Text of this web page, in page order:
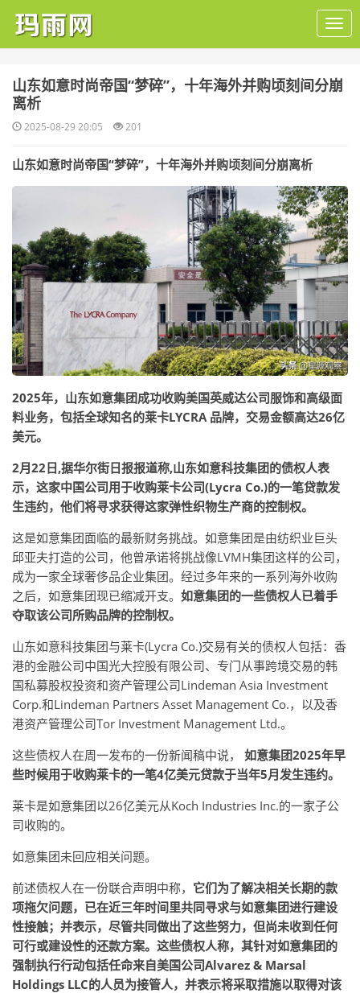
​山东如意时尚帝国“梦碎”，十年海外并购顷刻间分崩
离析
2025-08-29 20:05 201
山东如意时尚帝国“梦碎”，十年海外并购顷刻间分崩离析
2025年，山东如意集团成功收购美国英威达公司服饰和高级面
料业务，包括全球知名的莱卡LYCRA 品牌，交易金额高达26亿
美元。
2月22日,据华尔街日报报道称,山东如意科技集团的债权人表
示，这家中国公司用于收购莱卡公司(Lycra Co.)的一笔贷款发
生违约，他们将寻求获得这家弹性织物生产商的控制权。
这是如意集团面临的最新财务挑战。如意集团是由纺织业巨头
邱亚夫打造的公司，他曾承诺将挑战像LVMH集团这样的公司，
成为一家全球奢侈品企业集团。经过多年来的一系列海外收购
之后，如意集团现已缩减开支。 如意集团的一些债权人已着手
夺取该公司所购品牌的控制权。
山东如意科技集团与莱卡(Lycra Co.)交易有关的债权人包括：香
港的金融公司中国光大控股有限公司、专门从事跨境交易的韩
国私募股权投资和资产管理公司Lindeman Asia Investment
Corp.和Lindeman Partners Asset Management Co.，以及香
港资产管理公司Tor Investment Management Ltd.。
这些债权人在周一发布的一份新闻稿中说， 如意集团2025年早
些时候用于收购莱卡的一笔4亿美元贷款于当年5月发生违约。
莱卡是如意集团以26亿美元从Koch Industries Inc.的一家子公
司收购的。
如意集团未回应相关问题。
前述债权人在一份联合声明中称， 它们为了解决相关长期的款
项拖欠问题，已在近三年时间里共同寻求与如意集团进行建设
性接触；并表示，尽管共同做出了这些努力，但尚未收到任何
可行或建设性的还款方案。这些债权人称，其针对如意集团的
强制执行行动包括任命来自美国公司Alvarez & Marsal
Holdings LLC的人员为接管人，并表示将采取措施以取得对该